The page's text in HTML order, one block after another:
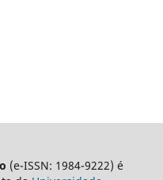
(e-ISSN: 1984-9222) é